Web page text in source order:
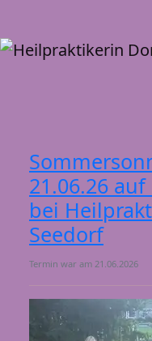
21.06.26
bei
Seedorf
Termin war am 21.06.2026